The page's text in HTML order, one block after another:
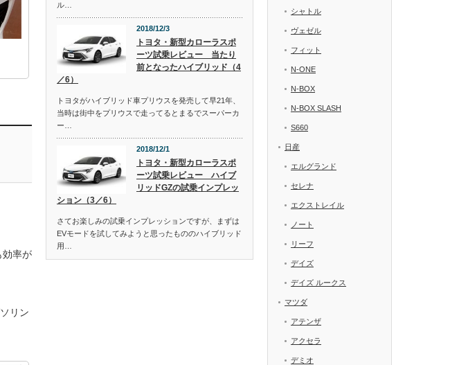
効率が
リン
ル…
2018/12/3
トヨタ・新型カローラスポ
ーツ試乗レビュー 当たり
前となったハイブリッド（4
／6）
トヨタがハイブリッド車プリウスを発売して早21年、
当時は街中をプリウスで走ってるとまるでスーパーカ
ー…
2018/12/1
トヨタ・新型カローラスポ
ーツ試乗レビュー ハイブ
リッドGZの試乗インプレッ
ション（3／6）
さてお楽しみの試乗インプレッションですが、まずは
EVモードを試してみようと思ったもののハイブリッド
用…
シャトル
ヴェゼル
フィット
N-ONE
N-BOX
N-BOX SLASH
S660
日産
エルグランド
セレナ
エクストレイル
ノート
リーフ
デイズ
デイズ ルークス
マツダ
アテンザ
アクセラ
デミオ